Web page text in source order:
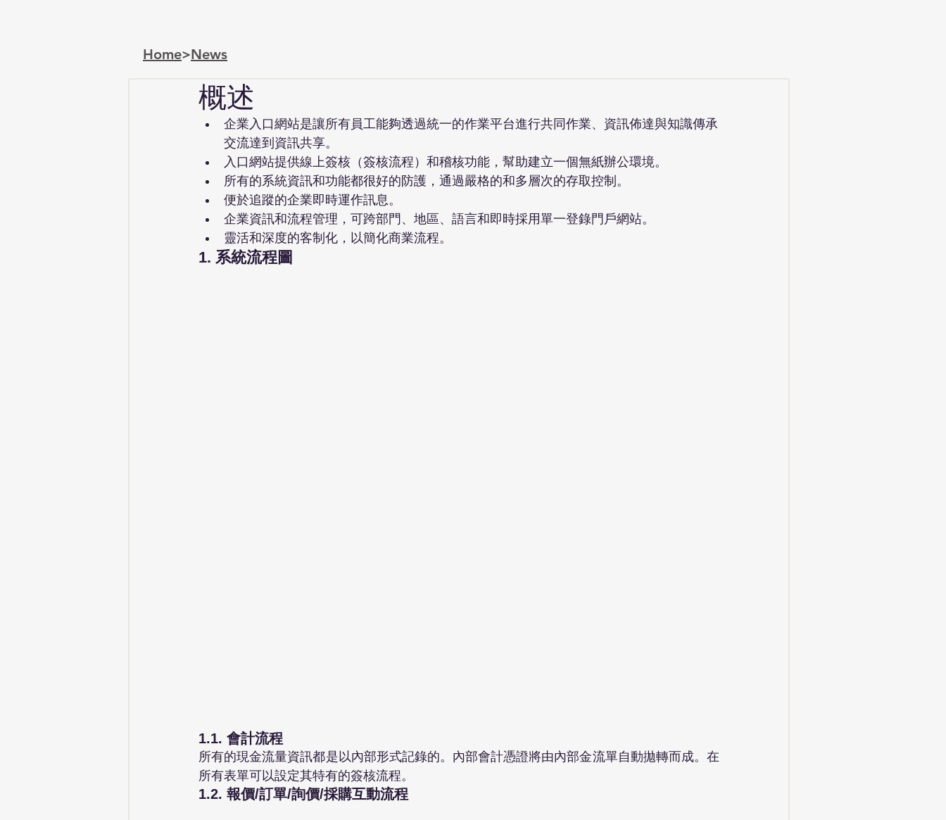
Home>News
概述
企業入口網站是讓所有員工能夠透過統一的作業平台進行共同作業、資訊佈達與知識傳承
交流達到資訊共享。
入口網站提供線上簽核（簽核流程）和稽核功能，幫助建立一個無紙辦公環境。
所有的系統資訊和功能都很好的防護，通過嚴格的和多層次的存取控制。
便於追蹤的企業即時運作訊息。
企業資訊和流程管理，可跨部門、地區、語言和即時採用單一登錄門戶網站。
靈活和深度的客制化，以簡化商業流程。
1. 系統流程圖
1.1. 會計流程
所有的現金流量資訊都是以內部形式記錄的。內部會計憑證將由內部金流單自動拋轉而成。在
所有表單可以設定其特有的簽核流程。
1.2. 報價/訂單/詢價/採購互動流程